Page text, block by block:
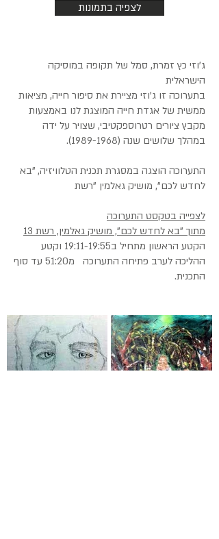
לצפיה בתמונות
ג'וזי כץ זמרת, סמל של תקופה במוסיקה
הישראלית
בתערוכה זו ג'וזי מציירת את סיפור חייה, מציאות
ממשית של אגדת חייה המוצגת לנו באמצעות
מקבץ ציורים רטרוספקטיבי, שצויר על ידה
במהלך שלושים שנה (1989-1968)
.
התערוכה הוצגה במסגרת תכנית הטלוויזיה, "בא
לחדש לכם", מושיק גאלמין "רשת
לצפייה בטקסט התערוכה
מתוך "בא לחדש לכם", מושיק גאלמין, רשת 13
הקטע הראשון מתחיל ב19:11-19:55 וקטע
ההליכה לערב פתיחה התערוכה מ51:20 עד סוף
התכנית.